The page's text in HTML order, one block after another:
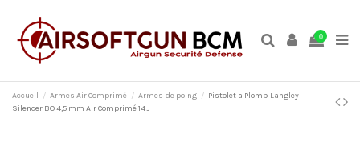
0
Accueil Armes Air Comprimé Armes de poing
Pistolet a Plomb Langley
Silencer BO 4,5 mm Air Comprimé 14 J